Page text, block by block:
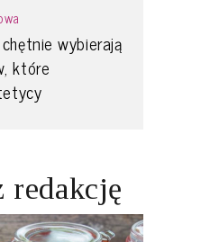
wybierają
które
redakcję